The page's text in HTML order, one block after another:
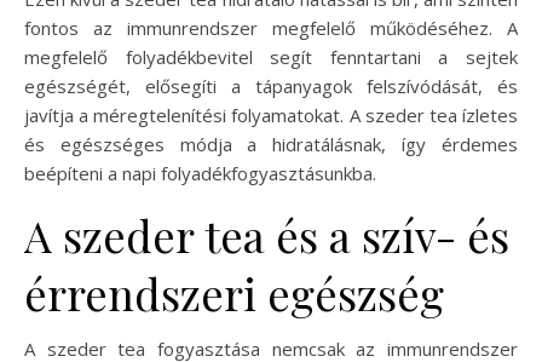
fontos az immunrendszer megfelelő működéséhez. A
megfelelő folyadékbevitel segít fenntartani a sejtek
egészségét, elősegíti a tápanyagok felszívódását, és
javítja a méregtelenítési folyamatokat. A szeder tea ízletes
és egészséges módja a hidratálásnak, így érdemes
beépíteni a napi folyadékfogyasztásunkba.
A szeder tea és a szív- és
érrendszeri egészség
A szeder tea fogyasztása nemcsak az immunrendszer